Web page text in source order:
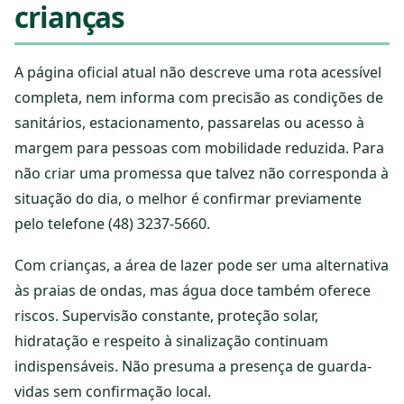
crianças
A página oficial atual não descreve uma rota acessível
completa, nem informa com precisão as condições de
sanitários, estacionamento, passarelas ou acesso à
margem para pessoas com mobilidade reduzida. Para
não criar uma promessa que talvez não corresponda à
situação do dia, o melhor é confirmar previamente
pelo telefone (48) 3237-5660.
Com crianças, a área de lazer pode ser uma alternativa
às praias de ondas, mas água doce também oferece
riscos. Supervisão constante, proteção solar,
hidratação e respeito à sinalização continuam
indispensáveis. Não presuma a presença de guarda-
vidas sem confirmação local.